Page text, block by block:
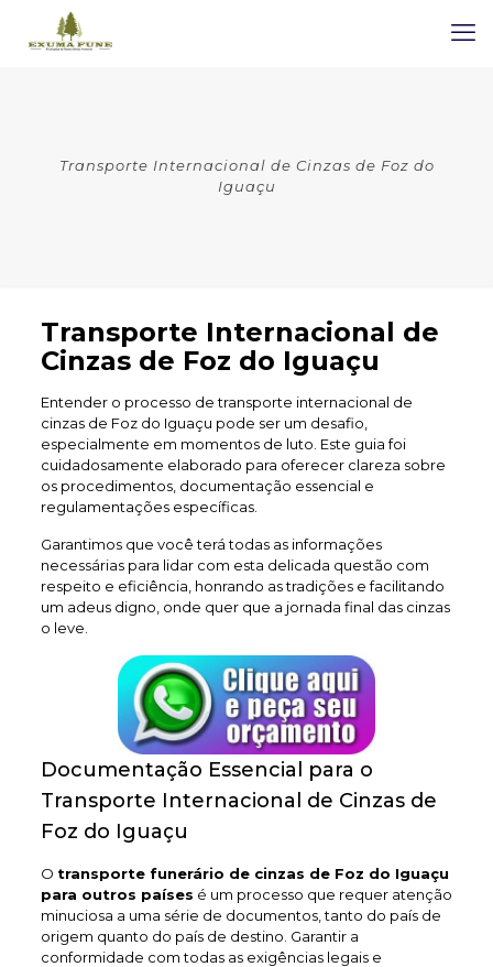
Transporte Internacional de Cinzas de Foz do
Iguaçu
Transporte Internacional de
Cinzas de Foz do Iguaçu
Entender o processo de transporte internacional de
cinzas de Foz do Iguaçu pode ser um desafio,
especialmente em momentos de luto. Este guia foi
cuidadosamente elaborado para oferecer clareza sobre
os procedimentos, documentação essencial e
regulamentações específicas.
Garantimos que você terá todas as informações
necessárias para lidar com esta delicada questão com
respeito e eficiência, honrando as tradições e facilitando
um adeus digno, onde quer que a jornada final das cinzas
o leve.
Documentação Essencial para o
Transporte Internacional de Cinzas de
Foz do Iguaçu
O transporte funerário de cinzas de Foz do Iguaçu
para outros países é um processo que requer atenção
minuciosa a uma série de documentos, tanto do país de
origem quanto do país de destino. Garantir a
conformidade com todas as exigências legais e